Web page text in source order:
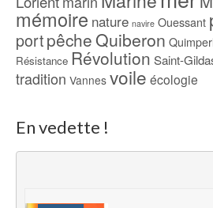
mémoire nature navire Ouessant
portpêcheQuiberon
Résistance Révolution Saint-
tradition Vannes voile écologie
En vedette !